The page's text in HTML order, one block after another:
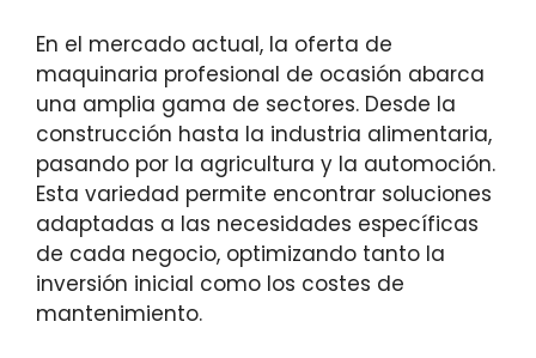
En el mercado actual, la oferta de
maquinaria profesional de ocasión abarca
una amplia gama de sectores. Desde la
construcción hasta la industria alimentaria,
pasando por la agricultura y la automoción.
Esta variedad permite encontrar soluciones
adaptadas a las necesidades específicas
de cada negocio, optimizando tanto la
inversión inicial como los costes de
mantenimiento.